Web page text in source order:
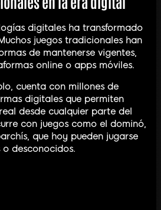
digitales ha transformado
juegos tradicionales han
de mantenerse vigentes,
online o apps móviles.
cuenta con millones de
digitales que permiten
desde cualquier parte del
con juegos como el dominó,
que hoy pueden jugarse
desconocidos.